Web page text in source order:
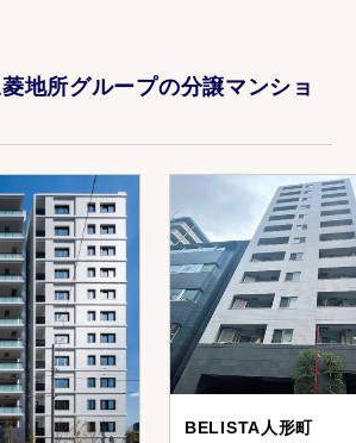
地所グループの分譲マンショ
BELISTA人形町